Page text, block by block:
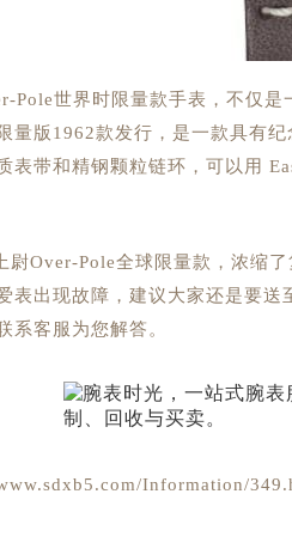
Pole世界时限量款手表，不仅
量版1962款发行，是一款具有
表带和精钢颗粒链环，可以用
尉Over-Pole全球限量款，浓缩
表出现故障，建议大家还是要送
系客服为您解答。
Information/